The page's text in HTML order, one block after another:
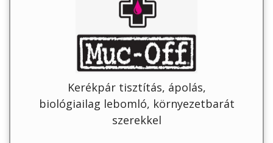
Kerékpár tisztítás, ápolás,
biológiailag lebomló, környezetbarát
szerekkel